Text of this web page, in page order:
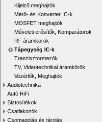
Kijelző meghajtók
Mérő- és Konverter IC-k
MOSFET meghajtók
Műveleti erősítők, Komparátorok
RF áramkörök
Tápegység IC-k
Tranzisztormezők
TV, Videotechnikai áramkörök
Vezérlők, Meghajtók
Audiotechnika
Autó HiFi
Biztosítékok
Csatlakozók
Csomagolás és tárolás